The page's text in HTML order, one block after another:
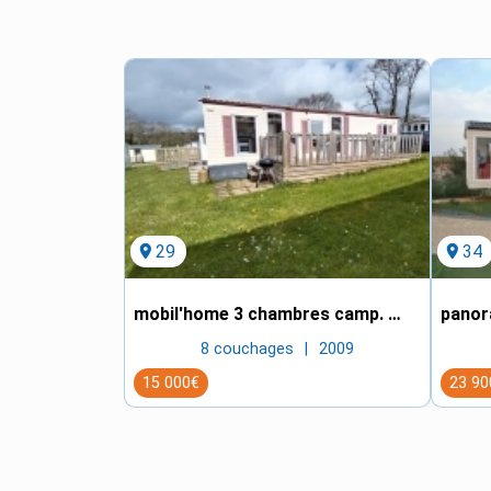
location_on29
mobil'home 3 chambres camp. paradis
8 couchages
2009
15 000€
location_on 34
23